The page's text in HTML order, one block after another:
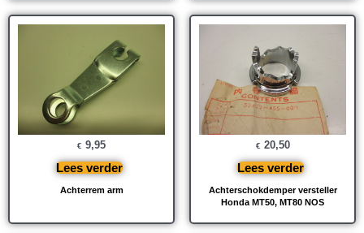
Achterrem arm
€ 9,95
Lees verder
Achterschokdemper versteller
Honda MT50, MT80 NOS
€ 20,50
Lees verder